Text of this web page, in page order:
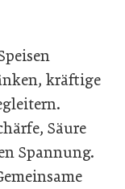
kräftige
Säure
Spannung.